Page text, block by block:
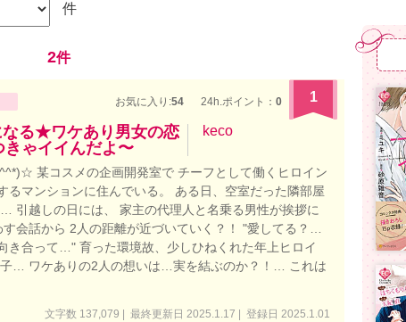
件
2件
お気に入り:54 24h.ポイント： 0 1
なる★ワケあり男女の恋
ゃイイんだよ〜
keco
某コスメの企画開発室で チーフとして働くヒロイン
るマンションに住んでいる。 ある日、空室だった隣部屋
引越しの日には、 家主の代理人と名乗る男性が挨拶に
会話から 2人の距離が近づいていく？！ "愛してる？…
き合って…" 育った環境故、少しひねくれた年上ヒロイ
… ワケありの2人の想いは…実を結ぶのか？！… これは
文字数 137,079 | 最終更新日 2025.1.17 | 登録日 2025.1.01